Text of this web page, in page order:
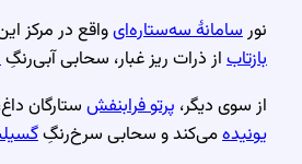
نورسامانهٔ سه‌ستاره‌ایواقع در مرکز
بازتاباز ذرات ریز غبار، سحابی آبی‌رنگِ
از سوی دیگر، پرتو فرابنفشستارگان
یونیدهمی‌کند و سحابی سرخ‌رنگِ